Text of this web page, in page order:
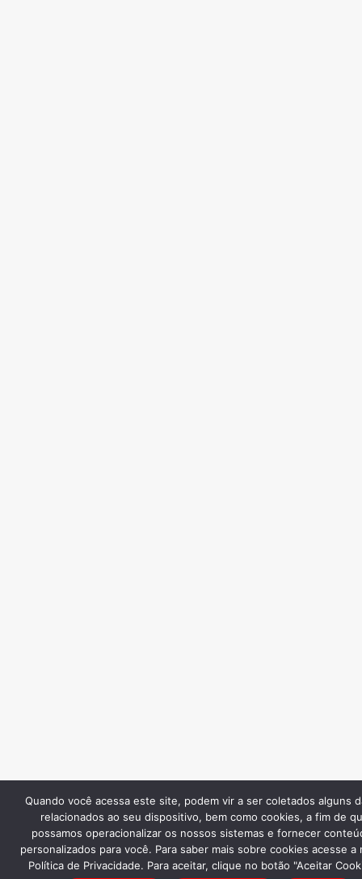
Quando você acessa este site, podem vir a ser coletados alguns
relacionados ao seu dispositivo, bem como cookies, a fim de
possamos operacionalizar os nossos sistemas e fornecer
personalizados para você. Para saber mais sobre cookies acesse a
Política de Privacidade. Para aceitar, clique no botão "Aceitar